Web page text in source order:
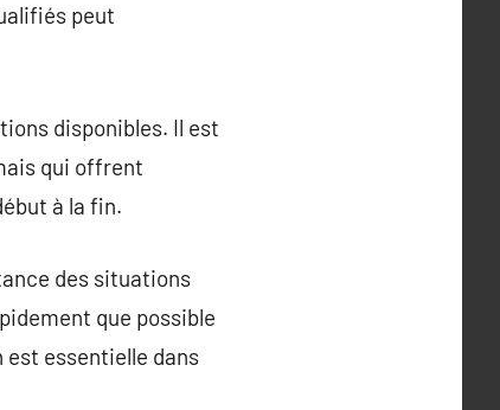
peut
disponibles. Il est
qui offrent
à la fin.
des situations
que possible
essentielle dans